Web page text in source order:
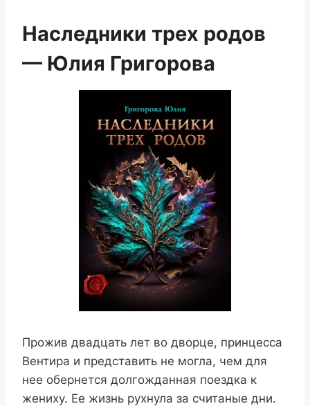
Наследники трех родов
— Юлия Григорова
Прожив двадцать лет во дворце, принцесса
Вентира и представить не могла, чем для
нее обернется долгожданная поездка к
жениху. Ее жизнь рухнула за считаные дни.